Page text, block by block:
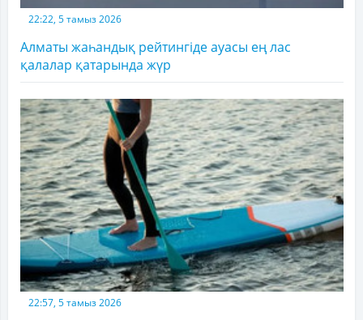
22:22, 5 тамыз 2026
Алматы жаһандық рейтингіде ауасы ең лас
қалалар қатарында жүр
22:57, 5 тамыз 2026